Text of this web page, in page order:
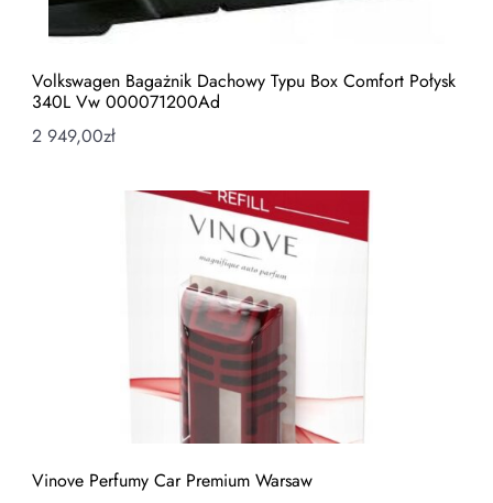
Volkswagen Bagażnik Dachowy Typu Box Comfort Połysk
340L Vw 000071200Ad
2 949,00zł
Vinove Perfumy Car Premium Warsaw